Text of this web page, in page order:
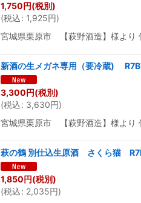
1,750円(税別)
(税込: 1,925円)
宮城県栗原市 【萩野酒造】様
新酒の生メガネ専用（要冷蔵)
3,300円(税別)
(税込: 3,630円)
宮城県栗原市 【萩野酒造】様
萩の鶴 別仕込生原酒 さくら猫
1,850円(税別)
(税込: 2,035円)